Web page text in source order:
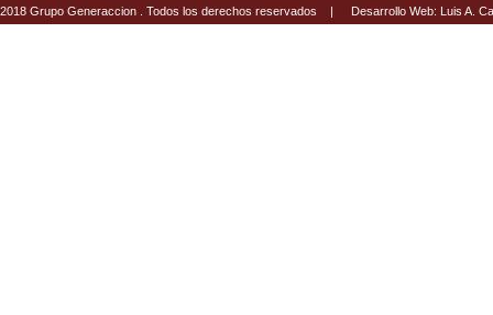
2018 Grupo Generaccion . Todos los derechos reservados | Desarrollo Web: Luis